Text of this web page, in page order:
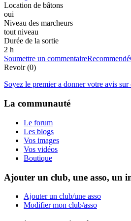
Location de bâtons
oui
Niveau des marcheurs
tout niveau
Durée de la sortie
2 h
Soumettre un commentaireRecommendé
Revoir (0)
Soyez le premier a donner votre avis sur
La communauté
Le forum
Les blogs
Vos images
Vos vidéos
Boutique
Ajouter un club, une asso, un
Ajouter un club/une asso
Modifier mon club/asso